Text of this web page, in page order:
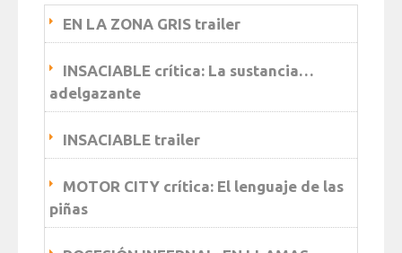
EN LA ZONA GRIS trailer
INSACIABLE crítica: La sustancia…
adelgazante
INSACIABLE trailer
MOTOR CITY crítica: El lenguaje de las
piñas